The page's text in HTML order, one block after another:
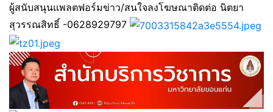
ผู้สนับสนุนแพลตฟอร์มข่าว/สนใจลงโฆษณาติดต่อ นิตยา
สุวรรณสิทธิ์ -0628929797